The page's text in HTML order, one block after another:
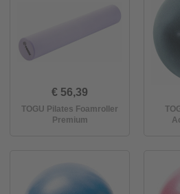
€ 56,39
TOGU Pilates Foamroller
Premium